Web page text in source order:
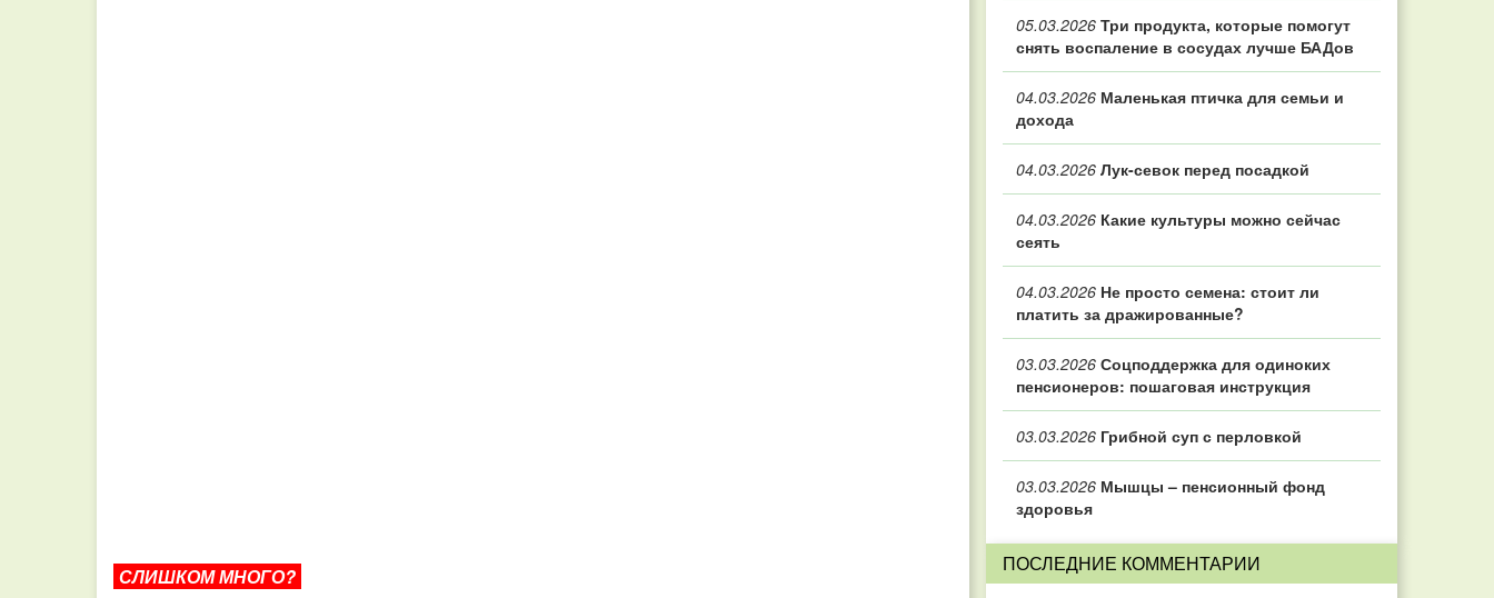
СЛИШКОМ МНОГО?
05.03.2026 Три продукта, которые помогут
снять воспаление в сосудах лучше БАДов
04.03.2026 Маленькая птичка для семьи и
дохода
04.03.2026 Лук-севок перед посадкой
04.03.2026 Какие культуры можно сейчас
сеять
04.03.2026 Не просто семена: стоит ли
платить за дражированные?
03.03.2026 Соцподдержка для одиноких
пенсионеров: пошаговая инструкция
03.03.2026 Грибной суп с перловкой
03.03.2026 Мышцы – пенсионный фонд
здоровья
ПОСЛЕДНИЕ КОММЕНТАРИИ